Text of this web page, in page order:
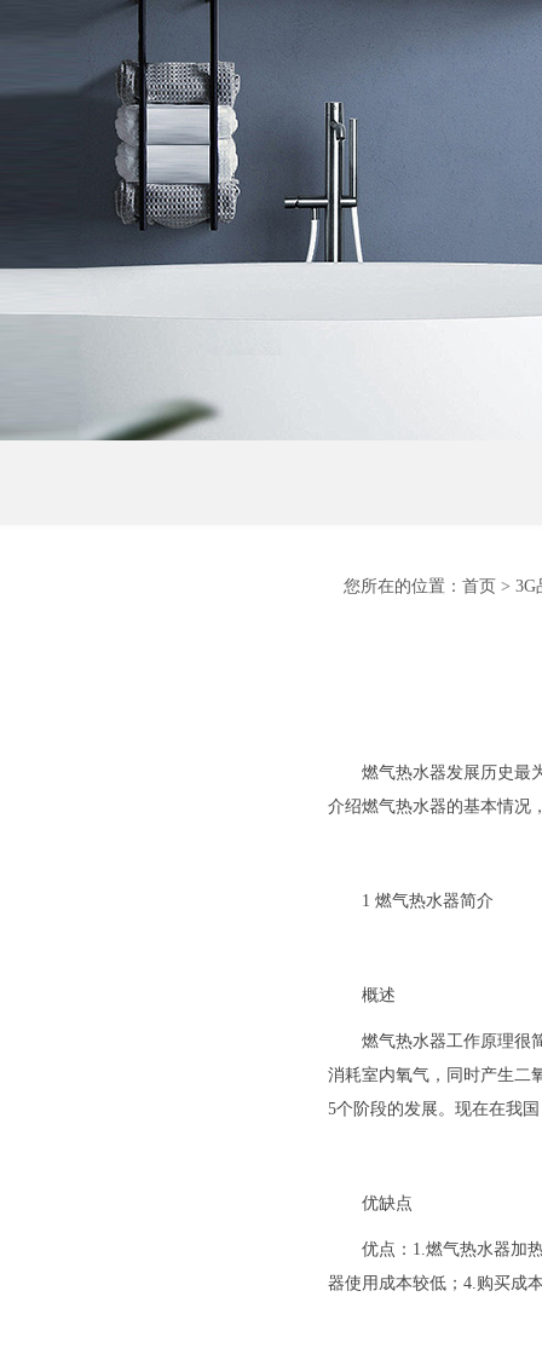
您所在的位置： 首页 > 3G
燃气热水器发展历史最
介绍燃气热水器的基本情况
1 燃气热水器简介
概述
燃气热水器工作原理很
消耗室内氧气，同时产生二
5个阶段的发展。现在在我
优缺点
优点：1.燃气热水器加
器使用成本较低；4.购买成